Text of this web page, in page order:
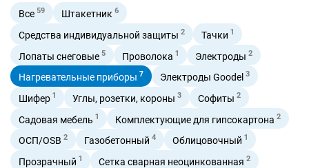
Все 59 Штакетник 6
Средства индивидуальной защиты 2 Тачки 1
Лопаты снеговые 5 Проволока 1 Электроды 2
Нагревательные приборы 7 Электроды Goodel 3
Шифер 1 Углы, розетки, короны 3 Софиты 2
Садовая мебель 1 Комплектующие для гипсокартона 2
ОСП/OSB 2 Газобетонный 4 Облицовочный 1
Прозрачный 1 Сетка сварная неоцинкованная 2